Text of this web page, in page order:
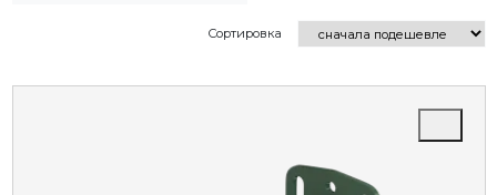
Сортировка